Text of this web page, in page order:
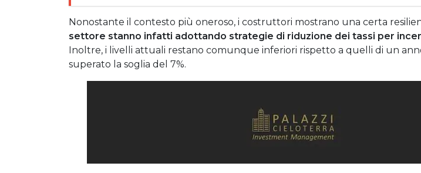
Nonostante il contesto più oneroso, i costruttori mostrano una certa
settore stanno infatti adottando strategie di riduzione dei tassi per
Inoltre, i livelli attuali restano comunque inferiori rispetto a quelli di un
superato la soglia del 7%.